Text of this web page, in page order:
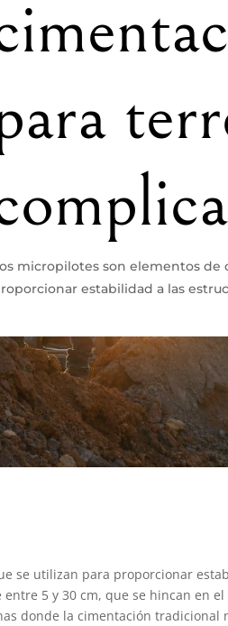
micropilotes son elementos
estabilidad a las
se utilizan para proporcionar
5 y 30 cm, que se hincan en
donde la cimentación